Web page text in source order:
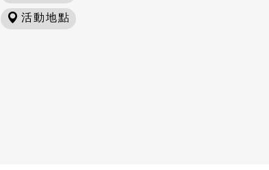
活動地點